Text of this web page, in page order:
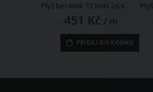
Plyš beránek TERAN 264, světle béžový, šíře 150cm (metráž)
451 Kč / m
PŘIDEJ DO KOŠÍKU